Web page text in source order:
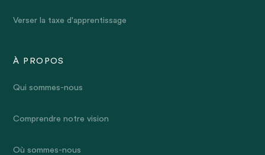
Verser la taxe d'apprentissage
À PROPOS
Qui sommes-nous
Comprendre notre vision
Où sommes-nous